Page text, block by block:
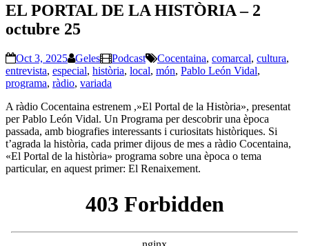
EL PORTAL DE LA HISTÒRIA – 2
octubre 25
Oct 3, 2025 Geles Podcast Cocentaina, comarcal, cultura,
entrevista, especial, història, local, món, Pablo León Vidal,
programa, ràdio, variada
A ràdio Cocentaina estrenem ,»El Portal de la Història», presentat
per Pablo León Vidal. Un Programa per descobrir una època
passada, amb biografies interessants i curiositats històriques. Si
t’agrada la història, cada primer dijous de mes a ràdio Cocentaina,
«El Portal de la història» programa sobre una època o tema
particular, en aquest primer: El Renaixement.